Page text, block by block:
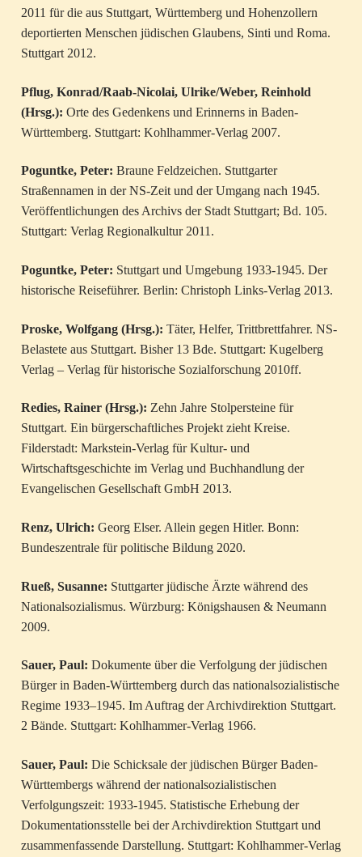
2011 für die aus Stuttgart, Württemberg und Hohenzollern
deportierten Menschen jüdischen Glaubens, Sinti und Roma.
Stuttgart 2012.
Pflug, Konrad/Raab-Nicolai, Ulrike/Weber, Reinhold
(Hrsg.): Orte des Gedenkens und Erinnerns in Baden-
Württemberg. Stuttgart: Kohlhammer-Verlag 2007.
Poguntke, Peter: Braune Feldzeichen. Stuttgarter
Straßennamen in der NS-Zeit und der Umgang nach 1945.
Veröffentlichungen des Archivs der Stadt Stuttgart; Bd. 105.
Stuttgart: Verlag Regionalkultur 2011.
Poguntke, Peter: Stuttgart und Umgebung 1933-1945. Der
historische Reiseführer. Berlin: Christoph Links-Verlag 2013.
Proske, Wolfgang (Hrsg.): Täter, Helfer, Trittbrettfahrer. NS-
Belastete aus Stuttgart. Bisher 13 Bde. Stuttgart: Kugelberg
Verlag – Verlag für historische Sozialforschung 2010ff.
Redies, Rainer (Hrsg.): Zehn Jahre Stolpersteine für
Stuttgart. Ein bürgerschaftliches Projekt zieht Kreise.
Filderstadt: Markstein-Verlag für Kultur- und
Wirtschaftsgeschichte im Verlag und Buchhandlung der
Evangelischen Gesellschaft GmbH 2013.
Renz, Ulrich: Georg Elser. Allein gegen Hitler. Bonn:
Bundeszentrale für politische Bildung 2020.
Rueß, Susanne: Stuttgarter jüdische Ärzte während des
Nationalsozialismus. Würzburg: Königshausen & Neumann
2009.
Sauer, Paul: Dokumente über die Verfolgung der jüdischen
Bürger in Baden-Württemberg durch das nationalsozialistische
Regime 1933–1945. Im Auftrag der Archivdirektion Stuttgart.
2 Bände. Stuttgart: Kohlhammer-Verlag 1966.
Sauer, Paul: Die Schicksale der jüdischen Bürger Baden-
Württembergs während der nationalsozialistischen
Verfolgungszeit: 1933-1945. Statistische Erhebung der
Dokumentationsstelle bei der Archivdirektion Stuttgart und
zusammenfassende Darstellung. Stuttgart: Kohlhammer-Verlag